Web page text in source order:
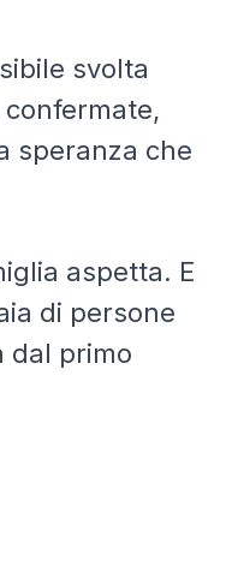
svolta
speranza che
aspetta. E
di persone
dal primo